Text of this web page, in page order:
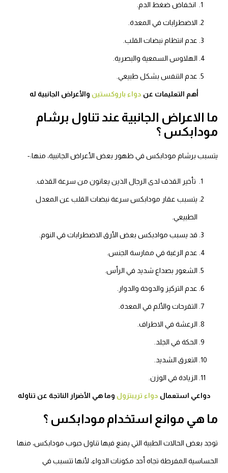
انخفاض ضغط الدم.
الاضطرابات في المعدة.
عدم انتظام نبضات القلب.
الهلاوس السمعية والبصرية.
عدم التنفس بشكل طبيعي.
أهم التعليمات عن دواء باروكستين والأعراض الجانبية له
ما الاعراض الجانبية عند تناول برشام
مودابكس ؟
يتسبب برشام مودابكس في ظهور بعض الأعراض الجانبية، منها:-
تأخير القذف لدى الرجال الذين يعانون من سرعة القذف.
يتسبب عقار مودابكس سرعة نبضات القلب عن المعدل
الطبيعي.
قد يسبب موادبكس بعض الأرق الاضطرابات في النوم.
عدم الرغبة في ممارسة الجنس.
الشعور بصداع شديد في الرأس.
عدم التركيز والدوخة والدوار.
التقرحات والألم في المعدة.
الرعشة في الاطراف.
الحكة في الجلد.
التعرق الشديد.
الزيادة في الوزن.
دواعي استعمال دواء تريبتزول وما هي الأضرار الناتجة عن تناوله
ما هي موانع استخدام مودابكس ؟
توجد بعض الحالات الطبية التي يمنع فيها تناول حبوب مودابكس، منها
الحساسية المفرطة تجاه أحد مكونات الدواء، لأنها تتسبب في